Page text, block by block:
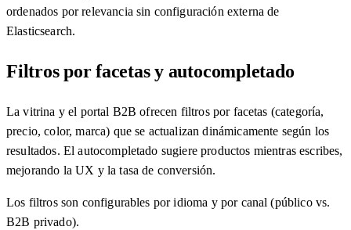
ordenados por relevancia sin configuración externa de
Elasticsearch.
Filtros por facetas y autocompletado
La vitrina y el portal B2B ofrecen filtros por facetas (categoría,
precio, color, marca) que se actualizan dinámicamente según los
resultados. El autocompletado sugiere productos mientras escribes,
mejorando la UX y la tasa de conversión.
Los filtros son configurables por idioma y por canal (público vs.
B2B privado).